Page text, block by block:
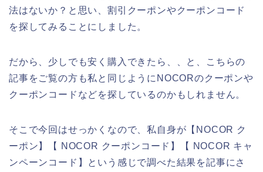
法はないか？と思い、割引クーポンやクーポンコード
を探してみることにしました。
だから、少しでも安く購入できたら、、と、こちらの
記事をご覧の方も私と同じようにNOCORのクーポンや
クーポンコードなどを探しているのかもしれません。
そこで今回はせっかくなので、私自身が【NOCOR ク
ーポン】【 NOCOR クーポンコード】【 NOCOR キャ
ンペーンコード】という感じで調べた結果を記事にさ